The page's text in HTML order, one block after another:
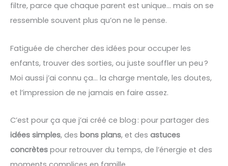
filtre, parce que chaque parent est unique… mais on se
ressemble souvent plus qu’on ne le pense.
Fatiguée de chercher des idées pour occuper les
enfants, trouver des sorties, ou juste souffler un peu ?
Moi aussi j’ai connu ça… la charge mentale, les doutes,
et l’impression de ne jamais en faire assez.
C’est pour ça que j’ai créé ce blog : pour partager des
idées simples, des bons plans, et des astuces
concrètes pour retrouver du temps, de l’énergie et des